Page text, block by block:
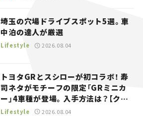
埼玉の穴場ドライブスポット5選。車
中泊の達人が厳選
Lifestyle 2026.08.04
トヨタGRとスシローが初コラボ！ 寿
司ネタがモチーフの限定「GRミニカ
ー」4車種が登場。入手方法は？【クル
マとホビー】
Lifestyle 2026.08.04